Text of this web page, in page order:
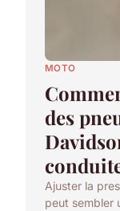
MOTO
des
Ajuster la
peut sembler